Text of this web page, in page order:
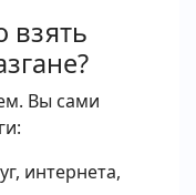
взять
Вы сами
интернета,